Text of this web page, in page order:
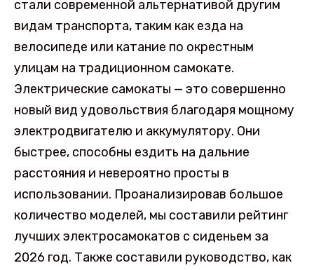
стали современной альтернативой другим
видам транспорта, таким как езда на
велосипеде или катание по окрестным
улицам на традиционном самокате.
Электрические самокаты — это совершенно
новый вид удовольствия благодаря мощному
электродвигателю и аккумулятору. Они
быстрее, способны ездить на дальние
расстояния и невероятно просты в
использовании. Проанализировав большое
количество моделей, мы составили рейтинг
лучших электросамокатов с сиденьем за
2026 год. Также составили руководство, как